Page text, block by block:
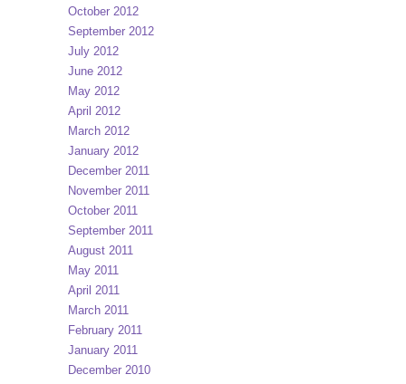
October 2012
September 2012
July 2012
June 2012
May 2012
April 2012
March 2012
January 2012
December 2011
November 2011
October 2011
September 2011
August 2011
May 2011
April 2011
March 2011
February 2011
January 2011
December 2010